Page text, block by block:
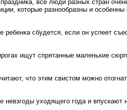
все люди разных стран
которые разнообразны и особенны
сбудется, если он успеет
ищут спрятанные маленькие
что этим свистом можно
невзгоды уходящего года и